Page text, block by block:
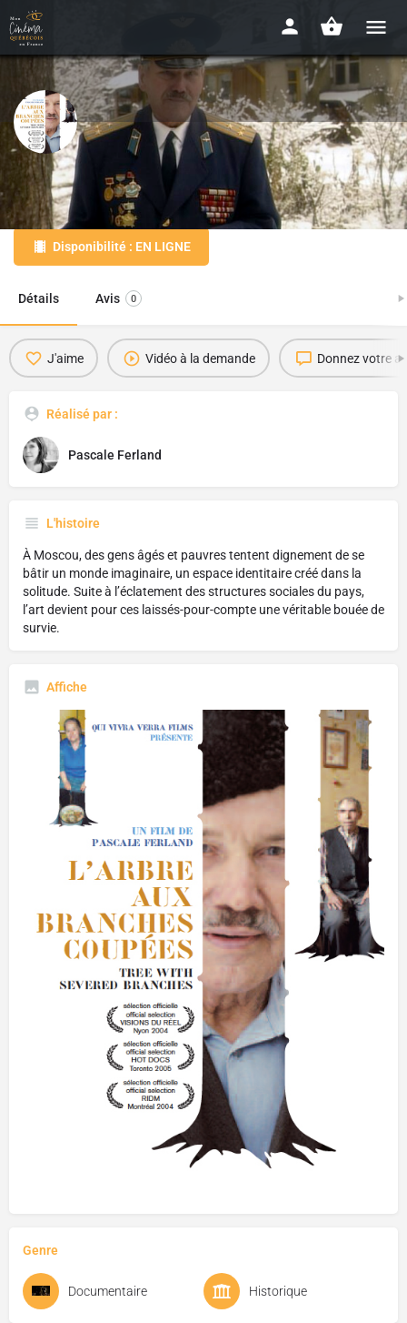
L'arbre aux branches coupées
2005 - 1h20
Disponibilité : EN LIGNE
Détails Avis 0
J'aime Vidéo à la demande Donnez votre
Réalisé par :
Pascale Ferland
L'histoire
À Moscou, des gens âgés et pauvres tentent dignement de se
bâtir un monde imaginaire, un espace identitaire créé dans la
solitude. Suite à l’éclatement des structures sociales du pays,
l’art devient pour ces laissés-pour-compte une véritable bouée de
survie.
Affiche
Genre
Documentaire Historique